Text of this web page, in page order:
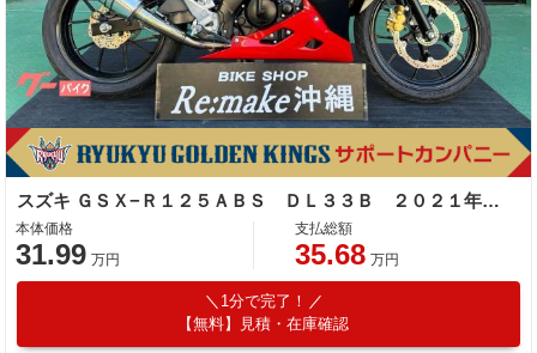
スズキ ＧＳＸ−Ｒ１２５ＡＢＳ ＤＬ３３Ｂ ２０２１年モデル 社外マフラー ストロンガーレッド
本体価格
31.99 万円
支払総額
35.68 万円
1分で完了！
【無料】見積・在庫確認